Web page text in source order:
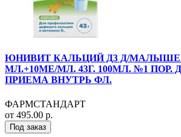
ЮНИВИТ КАЛЬЦИЙ Д3 Д/
МЛ.+10МЕ/МЛ. 43Г. 100МЛ. №1 ПОР.
ПРИЕМА ВНУТРЬ ФЛ.
ФАРМСТАНДАРТ
от 495.00 р.
Под заказ